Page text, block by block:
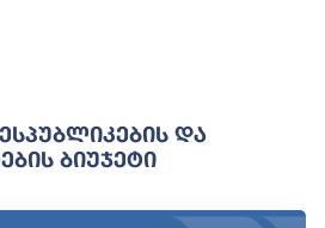
Და
Ბიუჯეტი